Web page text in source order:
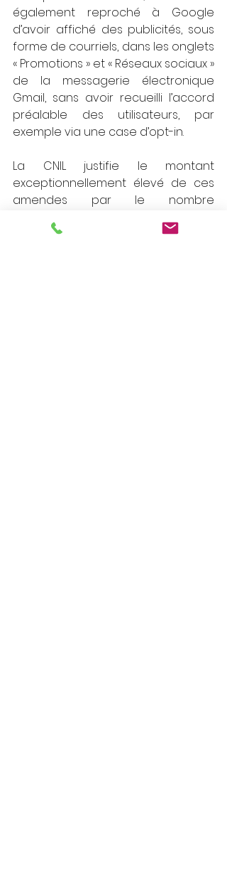
également reproché à Google
d’avoir affiché des publicités, sous
forme de courriels, dans les onglets
« Promotions » et « Réseaux sociaux »
de la messagerie électronique
Gmail, sans avoir recueilli l’accord
préalable des utilisateurs, par
exemple via une case d’opt-in.
La CNIL justifie le montant
exceptionnellement élevé de ces
amendes par le nombre
personnes concernées, la gravité